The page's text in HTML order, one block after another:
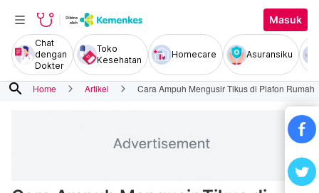
Masuk
Chat
dengan
Dokter
Toko
Kesehatan
Homecare Asuransiku
search Home Artikel Cara Ampuh Mengusir Tikus di Plafon Rumah